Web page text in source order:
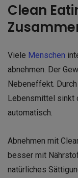
Clean
Viele Menschen
abnehmen. Der
Nebeneffekt.
Lebensmittel sinkt
automatisch.
Abnehmen mit
besser mit
natürliches